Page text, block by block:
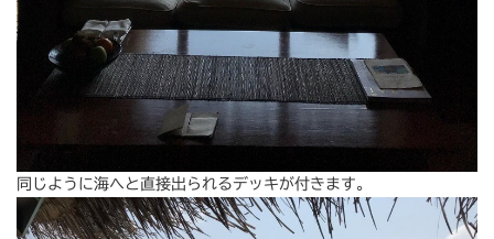
同じように海へと直接出られるデッキが付きます。